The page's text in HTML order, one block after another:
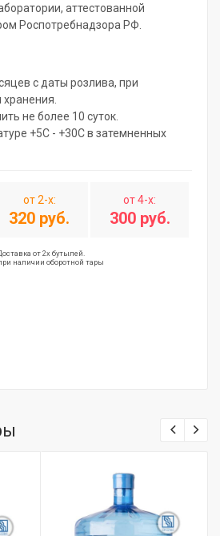
аттестованной
Роспотребнадзора РФ.
с даты розлива, при
не более 10 суток.
+5С - +30С в затемненных
от 2-х:
320 руб.
от 4-х:
300 руб.
от 2х бутылей.
наличии оборотной тары